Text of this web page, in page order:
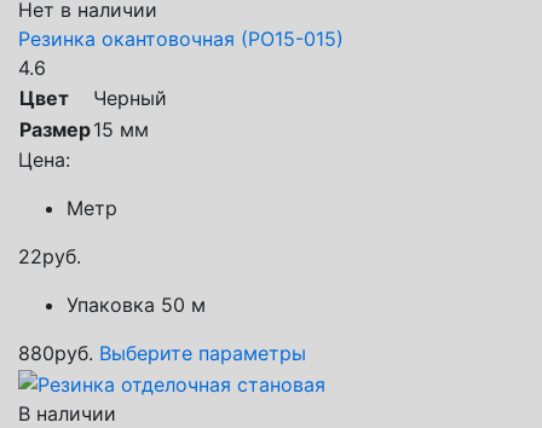
Нет в наличии
Резинка окантовочная (РО15-015)
4.6
Цвет
Черный
Размер15 мм
Цена:
Метр
22руб.
Упаковка 50 м
880руб. Выберите параметры
В наличии